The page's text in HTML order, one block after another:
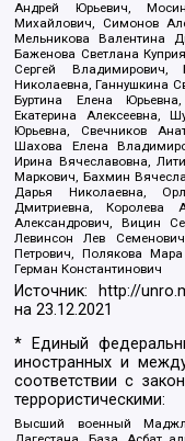
Андрей Юрьевич,
Михайлович, Симонов
Мельникова Валентина
Баженова Светлана
Сергей Владимирович,
Николаевна, Ганнушкина
Буртина Елена
Екатерина Алексеевна,
Юрьевна, Свечников
Шахова Елена
Ирина Вячеславовна,
Маркович, Бахмин
Дарья Николаевна,
Дмитриевна, Королева
Александрович, Вицин
Левинсон Лев
Петрович, Полякова
Герман Константинович
Источник: http://
на23.12.2021
* Единый
иностранных и
соответствии с
террористическими:
Высший военный